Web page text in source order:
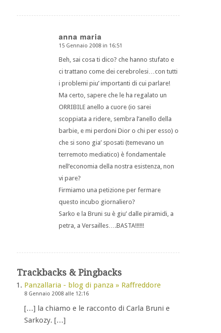
anna maria
dice:
15 Gennaio 2008 in 16:51
Beh, sai cosa ti dico? che hanno stufato e
ci trattano come dei cerebrolesi…con tutti
i problemi piu’ importanti di cui parlare!
Ma certo, sapere che le ha regalato un
ORRIBILE anello a cuore (io sarei
scoppiata a ridere, sembra l’anello della
barbie, e mi perdoni Dior o chi per esso) o
che si sono gia’ sposati (temevano un
terremoto mediatico) è fondamentale
nell’economia della nostra esistenza, non
vi pare?
Firmiamo una petizione per fermare
questo incubo giornaliero?
Sarko e la Bruni su è giu’ dalle piramidi, a
petra, a Versailles….BASTA!!!!!!
Trackbacks & Pingbacks
Panzallaria - blog di panza » Raffreddore
8 Gennaio 2008 alle 12:16
[…] la chiamo e le racconto di Carla Bruni e
Sarkozy. […]